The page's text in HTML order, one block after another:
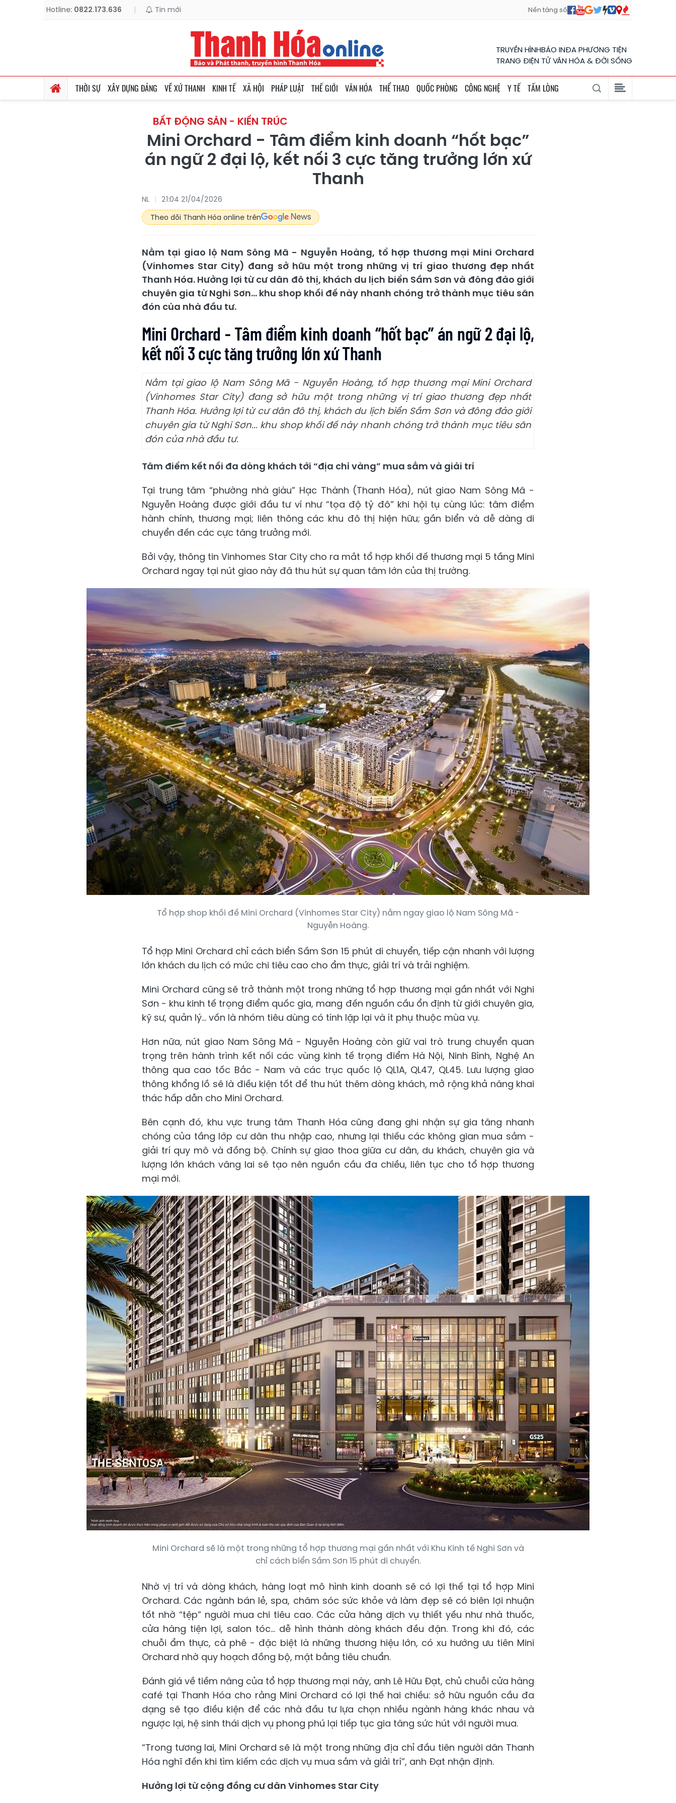
Hotline: 0822.173.636 | Tin mới Nền tảng số
TRUYỀN HÌNHBÁO INĐA PHƯƠNG TIỆN
TRANG ĐIỆN TỬ VĂN HÓA & ĐỜI SỐNG
THỜI SỰ XÂY DỰNG ĐẢNG VỀ XỨ THANH KINH TẾ XÃ HỘI PHÁP LUẬT THẾ GIỚI VĂN HÓA THỂ THAO QUỐC PHÒNG CÔNG NGHỆ Y TẾ TẤM LÒNG
BẤT ĐỘNG SẢN - KIẾN TRÚC
Mini Orchard - Tâm điểm kinh doanh “hốt bạc”
án ngữ 2 đại lộ, kết nối 3 cực tăng trưởng lớn xứ
Thanh
NL
21:04 21/04/2026
Theo dõi Thanh Hóa online trên
Nằm tại giao lộ Nam Sông Mã - Nguyễn Hoàng, tổ hợp thương mại Mini Orchard
(Vinhomes Star City) đang sở hữu một trong những vị trí giao thương đẹp nhất
Thanh Hóa. Hưởng lợi từ cư dân đô thị, khách du lịch biển Sầm Sơn và đông đảo giới
chuyên gia từ Nghi Sơn... khu shop khối đế này nhanh chóng trở thành mục tiêu săn
đón của nhà đầu tư.
Mini Orchard - Tâm điểm kinh doanh “hốt bạc” án ngữ 2 đại lộ,
kết nối 3 cực tăng trưởng lớn xứ Thanh
Nằm tại giao lộ Nam Sông Mã - Nguyễn Hoàng, tổ hợp thương mại Mini Orchard
(Vinhomes Star City) đang sở hữu một trong những vị trí giao thương đẹp nhất
Thanh Hóa. Hưởng lợi từ cư dân đô thị, khách du lịch biển Sầm Sơn và đông đảo giới
chuyên gia từ Nghi Sơn... khu shop khối đế này nhanh chóng trở thành mục tiêu săn
đón của nhà đầu tư.
Tâm điểm kết nối đa dòng khách tới “địa chỉ vàng” mua sắm và giải trí
Tại trung tâm “phường nhà giàu” Hạc Thành (Thanh Hóa), nút giao Nam Sông Mã -
Nguyễn Hoàng được giới đầu tư ví như “tọa độ tỷ đô” khi hội tụ cùng lúc: tâm điểm
hành chính, thương mại; liên thông các khu đô thị hiện hữu; gần biển và dễ dàng di
chuyển đến các cực tăng trưởng mới.
Bởi vậy, thông tin Vinhomes Star City cho ra mắt tổ hợp khối đế thương mại 5 tầng Mini
Orchard ngay tại nút giao này đã thu hút sự quan tâm lớn của thị trường.
Tổ hợp shop khối đế Mini Orchard (Vinhomes Star City) nằm ngay giao lộ Nam Sông Mã -
Nguyễn Hoàng.
Tổ hợp Mini Orchard chỉ cách biển Sầm Sơn 15 phút di chuyển, tiếp cận nhanh với lượng
lớn khách du lịch có mức chi tiêu cao cho ẩm thực, giải trí và trải nghiệm.
Mini Orchard cũng sẽ trở thành một trong những tổ hợp thương mại gần nhất với Nghi
Sơn - khu kinh tế trọng điểm quốc gia, mang đến nguồn cầu ổn định từ giới chuyên gia,
kỹ sư, quản lý... vốn là nhóm tiêu dùng có tính lặp lại và ít phụ thuộc mùa vụ.
Hơn nữa, nút giao Nam Sông Mã - Nguyễn Hoàng còn giữ vai trò trung chuyển quan
trọng trên hành trình kết nối các vùng kinh tế trọng điểm Hà Nội, Ninh Bình, Nghệ An
thông qua cao tốc Bắc - Nam và các trục quốc lộ QL1A, QL47, QL45. Lưu lượng giao
thông khổng lồ sẽ là điều kiện tốt để thu hút thêm dòng khách, mở rộng khả năng khai
thác hấp dẫn cho Mini Orchard.
Bên cạnh đó, khu vực trung tâm Thanh Hóa cũng đang ghi nhận sự gia tăng nhanh
chóng của tầng lớp cư dân thu nhập cao, nhưng lại thiếu các không gian mua sắm -
giải trí quy mô và đồng bộ. Chính sự giao thoa giữa cư dân, du khách, chuyên gia và
lượng lớn khách vãng lai sẽ tạo nên nguồn cầu đa chiều, liên tục cho tổ hợp thương
mại mới.
Mini Orchard sẽ là một trong những tổ hợp thương mại gần nhất với Khu Kinh tế Nghi Sơn và
chỉ cách biển Sầm Sơn 15 phút di chuyển.
Nhờ vị trí và dòng khách, hàng loạt mô hình kinh doanh sẽ có lợi thế tại tổ hợp Mini
Orchard. Các ngành bán lẻ, spa, chăm sóc sức khỏe và làm đẹp sẽ có biên lợi nhuận
tốt nhờ “tệp” người mua chi tiêu cao. Các cửa hàng dịch vụ thiết yếu như nhà thuốc,
cửa hàng tiện lợi, salon tóc... dễ hình thành dòng khách đều đặn. Trong khi đó, các
chuỗi ẩm thực, cà phê - đặc biệt là những thương hiệu lớn, có xu hướng ưu tiên Mini
Orchard nhờ quy hoạch đồng bộ, mặt bằng tiêu chuẩn.
Đánh giá về tiềm năng của tổ hợp thương mại này, anh Lê Hữu Đạt, chủ chuỗi cửa hàng
café tại Thanh Hóa cho rằng Mini Orchard có lợi thế hai chiều: sở hữu nguồn cầu đa
dạng sẽ tạo điều kiện để các nhà đầu tư lựa chọn nhiều ngành hàng khác nhau và
ngược lại, hệ sinh thái dịch vụ phong phú lại tiếp tục gia tăng sức hút với người mua.
“Trong tương lai, Mini Orchard sẽ là một trong những địa chỉ đầu tiên người dân Thanh
Hóa nghĩ đến khi tìm kiếm các dịch vụ mua sắm và giải trí”, anh Đạt nhận định.
Hưởng lợi từ cộng đồng cư dân Vinhomes Star City